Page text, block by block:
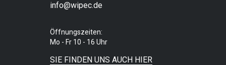
info@wipec.de
Öffnungszeiten:
Mo - Fr 10 - 16 Uhr
SIE FINDEN UNS AUCH HIER